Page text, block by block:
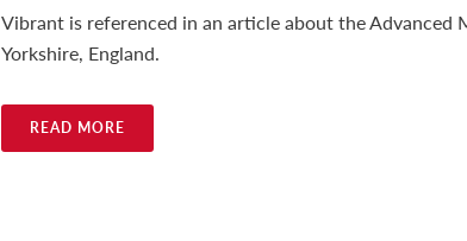
Vibrant is referenced in an article about the Advanced
Yorkshire, England.
READ MORE